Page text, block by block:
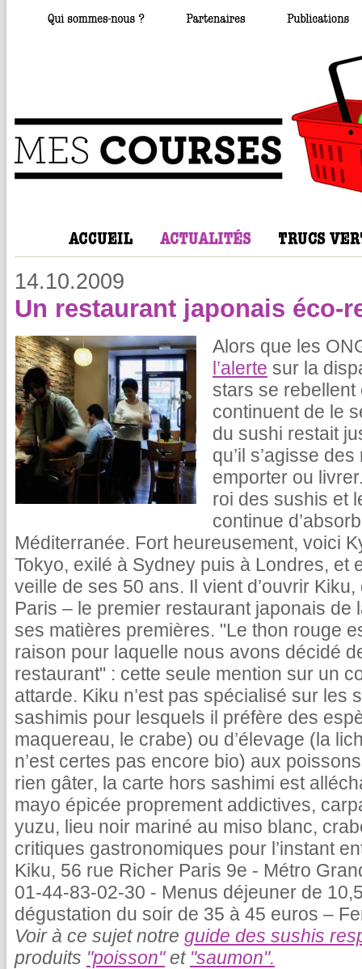
14.10.2009
Un restaurant japonais éco-
Alors que les
l’alerte sur la
stars se
continuent de le
du sushi restait
qu’il s’agisse
emporter ou
roi des sushis et
continue
Méditerranée. Fort heureusement, voici
Tokyo, exilé à Sydney puis à Londres, et
veille de ses 50 ans. Il vient d’ouvrir
Paris – le premier restaurant japonais de
ses matières premières. "Le thon rouge
raison pour laquelle nous avons décidé
restaurant" : cette seule mention sur un
attarde. Kiku n’est pas spécialisé sur les
sashimis pour lesquels il préfère des
maquereau, le crabe) ou d’élevage (la
n’est certes pas encore bio) aux
rien gâter, la carte hors sashimi est
mayo épicée proprement addictives,
yuzu, lieu noir mariné au miso blanc,
critiques gastronomiques pour l’instant
Kiku, 56 rue Richer Paris 9e - Métro
01-44-83-02-30 - Menus déjeuner de
dégustation du soir de 35 à 45 euros –
Voir à ce sujet notre guide des sushis
produits "poisson"et "saumon".